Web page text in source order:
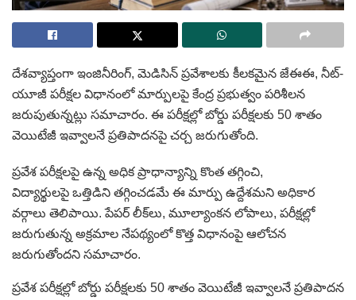
దేశవ్యాప్తంగా ఇంజినీరింగ్, మెడిసిన్ ప్రవేశాలకు కీలకమైన జేఈఈ, నీట్-
యూజీ పరీక్షల విధానంలో మార్పులపై కేంద్ర ప్రభుత్వం పరిశీలన
జరుపుతున్నట్లు సమాచారం. ఈ పరీక్షల్లో బోర్డు పరీక్షలకు 50 శాతం
వెయిటేజీ ఇవ్వాలనే ప్రతిపాదనపై చర్చ జరుగుతోంది.
ప్రవేశ పరీక్షలపై ఉన్న అధిక ప్రాధాన్యాన్ని కొంత తగ్గించి,
విద్యార్థులపై ఒత్తిడిని తగ్గించడమే ఈ మార్పు ఉద్దేశమని అధికార
వర్గాలు తెలిపాయి. పేపర్ లీక్‌లు, మూల్యాంకన లోపాలు, పరీక్షల్లో
జరుగుతున్న అక్రమాల నేపథ్యంలో కొత్త విధానంపై ఆలోచన
జరుగుతోందని సమాచారం.
ప్రవేశ పరీక్షల్లో బోర్డు పరీక్షలకు 50 శాతం వెయిటేజీ ఇవ్వాలనే ప్రతిపాదన